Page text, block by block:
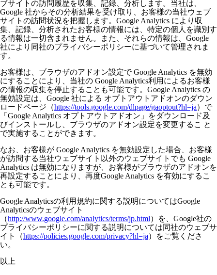
ブサイトの訪問履歴を収集、記録、分析します。当社は、
Google 社からその分析結果を受け取り、お客様の当社ウェブ
サイトの訪問状況を把握します。Google Analytics により収
集、記録、分析されたお客様の情報には、特定の個人を識別す
る情報は一切含まれません。また、それらの情報は、Google
社により同社のプライバシーポリシーに基づいて管理されま
す。
お客様は、ブラウザのアドオン設定で Google Analytics を無効
にすることにより、当社の Google Analytics利用によるお客様
の情報の収集を停止することも可能です。Google Analytics の
無効設定は、Google 社による オプトアウトアドオンのダウン
ロードページ（https://tools.google.com/dlpage/gaoptout?hl=ja）で
「Google Analytics オプトアウトアドオン」をダウンロード及
びインストールし、ブラウザのアドオン設定を変更するこ と
で実施することができます。
なお、お客様が Google Analytics を無効設定した場合、お客様
が訪問する当社ウェブサイト以外のウェブサイトでも Google
Analytics は無効になりますが、お客様がブラウザのアドオンを
再設定することにより、再度Google Analytics を有効にするこ
とも可能です。
Google Analyticsの利用規約に関する説明についてはGoogle
Analyticsのウェブサイト
（http://www.google.com/analytics/terms/jp.html）を、Google社の
プライバシーポリシーに関する説明については同社のウェブサ
イト（https://policies.google.com/privacy?hl=ja）をご覧くださ
い。
以上